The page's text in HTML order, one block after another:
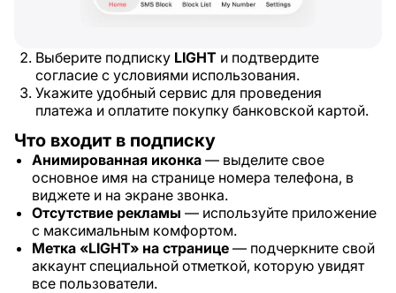
Выберите подписку LIGHT и подтвердите
согласие с условиями использования.
Укажите удобный сервис для проведения
платежа и оплатите покупку банковской картой.
Что входит в подписку
Анимированная иконка — выделите свое
основное имя на странице номера телефона, в
виджете и на экране звонка.
Отсутствие рекламы — используйте приложение
с максимальным комфортом.
Метка «LIGHT» на странице — подчеркните свой
аккаунт специальной отметкой, которую увидят
все пользователи.